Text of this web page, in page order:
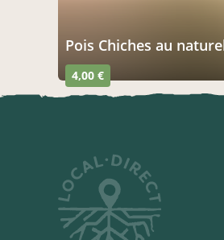
Pois Chiches au
4,00 €